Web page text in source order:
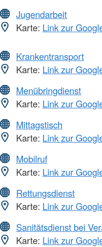
Jugendarbeit
Karte: Link zur
Krankentransport
Karte: Link zur
Menübringdienst
Karte: Link zur
Mittagstisch
Karte: Link zur
Mobilruf
Karte: Link zur
Rettungsdienst
Karte: Link zur
Sanitätsdienst bei
Karte: Link zur